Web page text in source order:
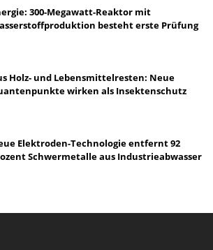
300-Megawatt-Reaktor mit
besteht erste Prüfung
Holz- und Lebensmittelresten: Neue
wirken als Insektenschutz
Elektroden-Technologie entfernt 92
Schwermetalle aus Industrieabwasser